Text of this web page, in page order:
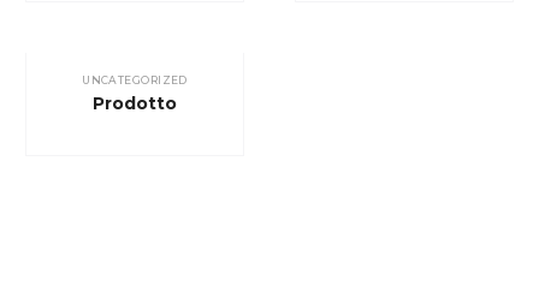
UNCATEGORIZED
Prodotto